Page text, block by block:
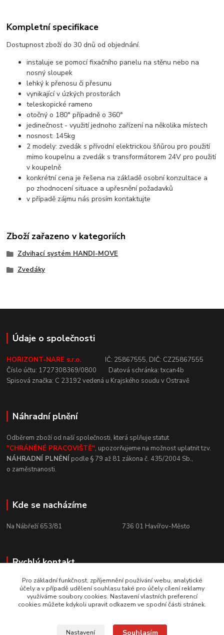
Kompletní specifikace
Dostupnost zboží do 30 dnů od objednání.
instaluje se pomocí fixačního panelu na stěnu nebo na
nosný sloupek
lehký k přenosu či přesunu
vynikající v úzkých prostorách
teleskopické rameno
otočný o 180° případně o 360°
jedinečnost - využití jednoho zařízení na několika místech
nosnost: 145kg
2 modely: zvedák s přívodní elektrickou šňůrou pro použití
mimo koupelnu a zvedák s transformátorem 24V pro použití
v koupelně
konkrétní cena je řešena na základě osobní konzultace a
po zhodnocení situace a upřesnění požadavků
v případě zájmu nás prosím kontaktujte
Zboží zařazeno v kategoriích
Zdvihací systém HANDI-MOVE
Zvedáky
Údaje o společnosti
HORIZONT-NARE s.r.o. IČ: 25867555, DIČ: CZ25867555
Číslo účtu: 1727308369/0800 Datová schránka: txcan4b
Spisová značka: C 23192vedená u Krajského soudu v Ostravě
Náhradní plnění
Odběrem zboží od naší společnosti, která splňuje statut
"CHRÁNĚNÉ PRACOVIŠTĚ", upozorňujeme na možnost uplatnit tzv.
NÁHRADNÍ PLNĚNÍ podle § 79 až 81 zákona č. 435/2004 Sb.,
o zaměstnanosti.
Kde se nacházíme
Na Nábřeží 653/81 736 01 Havířov-Město
Rychlý kontakt
+420 800 10 10 73
PO - PÁ, 8 - 15 hod.
Pro základní funkčnost, zpříjemnění používání webu, analytické
účely a v případě udělení souhlasu také pro účely cílení reklamy
využíváme soubory cookies. Nastavení vlastních preferencí
cookies můžete kdykoli upravit odkazem ve spodní části stránek.
Nastavení Souhlasím